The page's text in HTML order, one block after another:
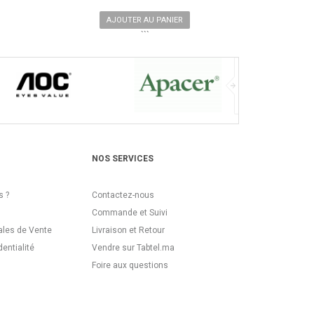
AJOUTER AU PANIER
```
?
de Vente
NOS SERVICES
Contactez-nous
Commande et Suivi
Livraison et Retour
Vendre sur Tabtel.ma
Foire aux questions